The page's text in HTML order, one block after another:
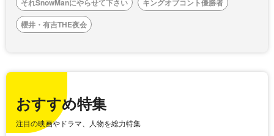
それSnowManにやらせて下さい
キングオブコント優勝者
櫻井・有吉THE夜会
おすすめ特集
注目の映画やドラマ、人物を総力特集